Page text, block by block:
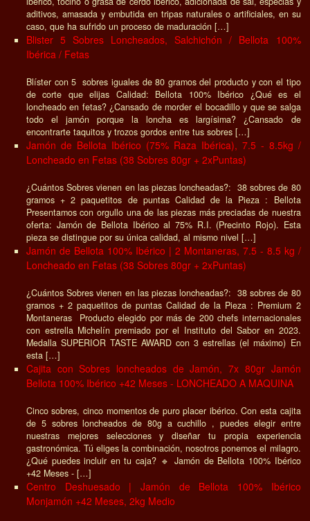
aditivos, amasada y embutida en tripas naturales o artificiales, en su
caso, que ha sufrido un proceso de maduración […]
Blister 5 Sobres Loncheados, Salchichón / Bellota 100%
Ibérica / Fetas
Blíster con 5 sobres iguales de 80 gramos del producto y con el tipo
de corte que elijas Calidad: Bellota 100% Ibérico ¿Qué es el
loncheado en fetas? ¿Cansado de morder el bocadillo y que se salga
todo el jamón porque la loncha es largísima? ¿Cansado de
encontrarte taquitos y trozos gordos entre tus sobres […]
Jamón de Bellota Ibérico (75% Raza Ibérica), 7.5 - 8.5kg /
Loncheado en Fetas (38 Sobres 80gr + 2xPuntas)
¿Cuántos Sobres vienen en las piezas loncheadas?: 38 sobres de 80
gramos + 2 paquetitos de puntas Calidad de la Pieza : Bellota
Presentamos con orgullo una de las piezas más preciadas de nuestra
oferta: Jamón de Bellota Ibérico al 75% R.I. (Precinto Rojo). Esta
pieza se distingue por su única calidad, al mismo nivel […]
Jamón de Bellota 100% Ibérico | 2 Montaneras, 7.5 - 8.5 kg /
Loncheado en Fetas (38 Sobres 80gr + 2xPuntas)
¿Cuántos Sobres vienen en las piezas loncheadas?: 38 sobres de 80
gramos + 2 paquetitos de puntas Calidad de la Pieza : Premium 2
Montaneras Producto elegido por más de 200 chefs internacionales
con estrella Michelín premiado por el Instituto del Sabor en 2023.
Medalla SUPERIOR TASTE AWARD con 3 estrellas (el máximo) En
esta […]
Cajita con Sobres loncheados de Jamón, 7x 80gr Jamón
Bellota 100% Ibérico +42 Meses - LONCHEADO A MAQUINA
Cinco sobres, cinco momentos de puro placer ibérico. Con esta cajita
de 5 sobres loncheados de 80g a cuchillo , puedes elegir entre
nuestras mejores selecciones y diseñar tu propia experiencia
gastronómica. Tú eliges la combinación, nosotros ponemos el milagro.
¿Qué puedes incluir en tu caja? 🔹 Jamón de Bellota 100% Ibérico
+42 Meses - […]
Centro Deshuesado | Jamón de Bellota 100% Ibérico
Monjamón +42 Meses, 2kg Medio